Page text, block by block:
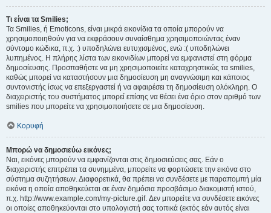
Τι είναι τα Smilies;
Τα Smilies, ή Emoticons, είναι μικρά εικονίδια τα οποία μπορούν να
χρησιμοποιηθούν για να εκφράσουν συναίσθημα χρησιμοποιώντας έναν
σύντομο κώδικα, π.χ. :) υποδηλώνει ευτυχισμένος, ενώ :( υποδηλώνει
λυπημένος. Η πλήρης λίστα των εικονιδίων μπορεί να εμφανιστεί στη φόρμα
δημοσίευσης. Προσπαθήστε να μη χρησιμοποιείτε καταχρηστικώς τα smilies,
καθώς μπορεί να καταστήσουν μια δημοσίευση μη αναγνώσιμη και κάποιος
συντονιστής ίσως να επεξεργαστεί ή να αφαιρέσει τη δημοσίευση ολόκληρη. Ο
διαχειριστής του συστήματος μπορεί επίσης να θέσει ένα όριο στον αριθμό των
smilies που μπορείτε να χρησιμοποιήσετε σε μια δημοσίευση.
Κορυφή
Μπορώ να δημοσιεύω εικόνες;
Ναι, εικόνες μπορούν να εμφανίζονται στις δημοσιεύσεις σας. Εάν ο
διαχειριστής επιτρέπει τα συνημμένα, μπορείτε να φορτώσετε την εικόνα στο
σύστημα συζητήσεων. Διαφορετικά, θα πρέπει να συνδέσετε με παραπομπή μία
εικόνα η οποία αποθηκεύεται σε έναν δημόσια προσβάσιμο διακομιστή ιστού,
π.χ. http://www.example.com/my-picture.gif. Δεν μπορείτε να συνδέσετε εικόνες
οι οποίες αποθηκεύονται στο υπολογιστή σας τοπικά (εκτός εάν αυτός είναι